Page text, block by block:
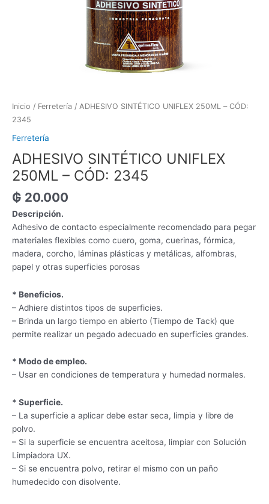
Inicio / Ferretería / ADHESIVO SINTÉTICO UNIFLEX 250ML – CÓD:
2345
Ferretería
ADHESIVO SINTÉTICO UNIFLEX
250ML – CÓD: 2345
₲ 20.000
Descripción.
Adhesivo de contacto especialmente recomendado para pegar
materiales flexibles como cuero, goma, cuerinas, fórmica,
madera, corcho, láminas plásticas y metálicas, alfombras,
papel y otras superficies porosas
* Beneficios.
– Adhiere distintos tipos de superficies.
– Brinda un largo tiempo en abierto (Tiempo de Tack) que
permite realizar un pegado adecuado en superficies grandes.
* Modo de empleo.
– Usar en condiciones de temperatura y humedad normales.
* Superficie.
– La superficie a aplicar debe estar seca, limpia y libre de
polvo.
– Si la superficie se encuentra aceitosa, limpiar con Solución
Limpiadora UX.
– Si se encuentra polvo, retirar el mismo con un paño
humedecido con disolvente.